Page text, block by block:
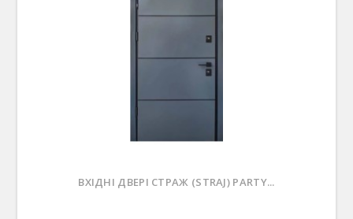
ВХІДНІ ДВЕРІ СТРАЖ (STRAJ) PARTY...